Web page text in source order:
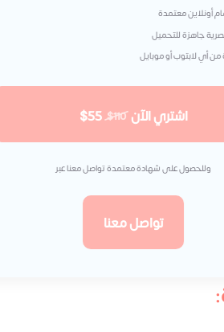
أونلاين معتمدة
جاهزة للتحميل
من أي لابتوب أو موبايل
اشتري الآن $110
$55
وللحصول على شهادة معتمدة تواصل معنا عبر
تواصل معنا